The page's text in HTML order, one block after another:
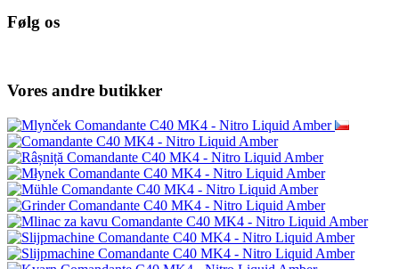
Følg os
Vores andre butikker